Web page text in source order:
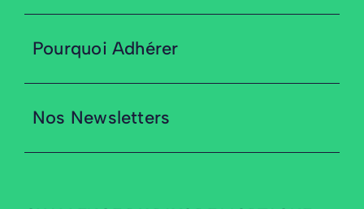
Pourquoi Adhérer
Nos Newsletters